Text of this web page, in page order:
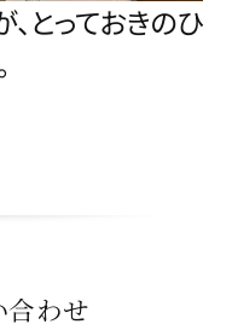
とっておきのひ
合わせ